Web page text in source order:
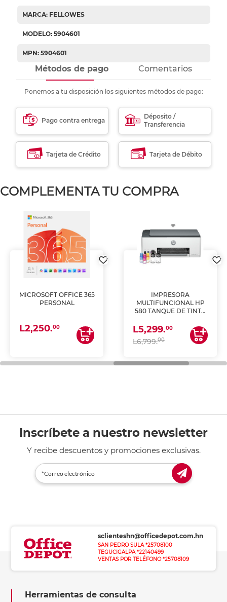
MARCA: FELLOWES
MODELO: 5904601
MPN: 5904601
Métodos de pago Comentarios
Ponemos a tu disposición los siguientes métodos de pago:
Pago contra entrega
Déposito /
Transferencia
Tarjeta de Crédito Tarjeta de Débito
COMPLEMENTA TU COMPRA
MICROSOFT OFFICE 365
PERSONAL
L2,250.00
IMPRESORA
MULTIFUNCIONAL HP
580 TANQUE DE TINTA
ESCANEA)
L5,299.00
L6,799.00
Inscríbete a nuestro newsletter
Y recibe descuentos y promociones exclusivas.
sclienteshn@officedepot.com.hn
SAN PEDRO SULA *25708100
TEGUCIGALPA *22140499
VENTAS POR TELÉFONO *25708109
Herramientas de consulta